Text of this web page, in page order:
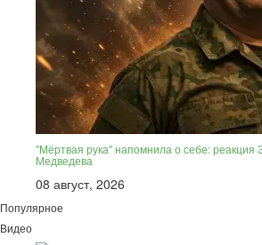
"Мёртвая рука" напомнила о себе: реакция
Медведева
08 август, 2026
Популярное
Видео